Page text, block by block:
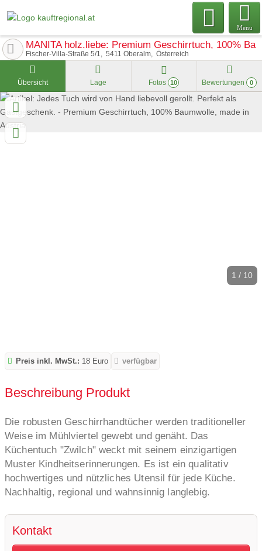
Menu
MANITA holz.liebe: Premium Geschirrtuch, 100%
Fischer-Villa-Straße 5/1 5411 Oberalm Österreich
Übersicht Lage Fotos 10 Bewertungen 0
1 / 10
Preis inkl. MwSt.: 18 Euro verfügbar
Beschreibung Produkt
Die robusten Geschirrhandtücher werden traditioneller
Weise im Mühlviertel gewebt und genäht. Das
Küchentuch "Zwilch" weckt mit seinem einzigartigen
Muster Kindheitserinnerungen. Es ist ein qualitativ
hochwertiges und nützliches Utensil für jede Küche.
Nachhaltig, regional und wahnsinnig langlebig.
Kontakt